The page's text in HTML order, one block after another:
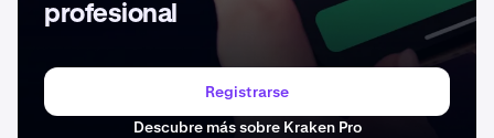
profesional
Registrarse
Descubre más sobre Kraken Pro